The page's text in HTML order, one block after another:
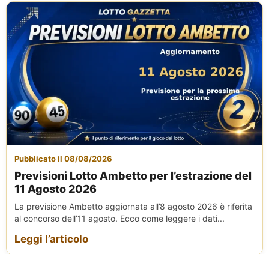
Pubblicato il 08/08/2026
Previsioni Lotto Ambetto per l’estrazione del
11 Agosto 2026
La previsione Ambetto aggiornata all’8 agosto 2026 è riferita
al concorso dell’11 agosto. Ecco come leggere i dati...
Leggi l’articolo